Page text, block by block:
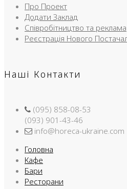
Про Проект
Додати Заклад
Співробітництво та реклама
Реєстрація Нового
Наші Контакти
(095) 858-08-53
(093) 901-43-46
info@horeca-ukraine.com
Головна
Кафе
Бари
Ресторани